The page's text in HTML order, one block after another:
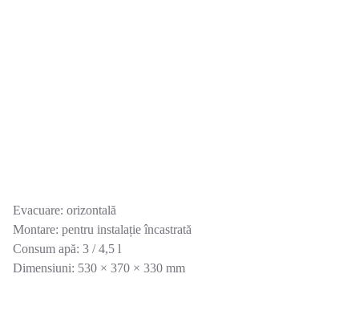
Evacuare: orizontală
Montare: pentru instalație încastrată
Consum apă: 3 / 4,5 l
Dimensiuni: 530 × 370 × 330 mm